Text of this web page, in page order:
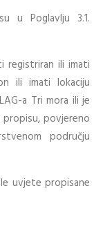
u Poglavlju 3.1.
registriran ili imati
ili imati lokaciju
a Tri mora ili je
povjereno
području
uvjete propisane